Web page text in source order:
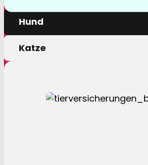
Hund
Katze